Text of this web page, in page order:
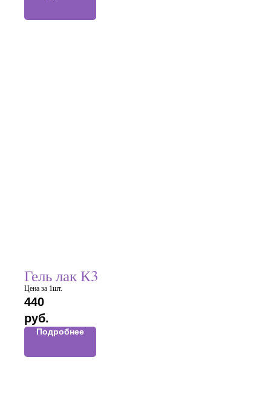
Гель лак К3
Цена за 1шт.
440
руб.
Подробнее